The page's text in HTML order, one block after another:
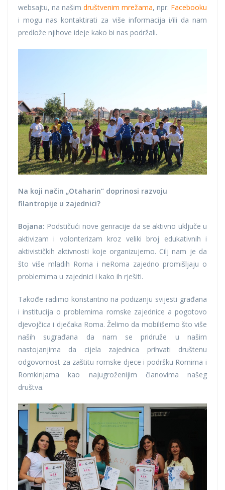
websajtu, na našim društvenim mrežama, npr. Facebooku
i mogu nas kontaktirati za više informacija i/ili da nam
predlože njihove ideje kako bi nas podržali.
Na koji način „Otaharin“ doprinosi razvoju
filantropije u zajednici?
Bojana: Podstičući nove genracije da se aktivno uključe u
aktivizam i volonterizam kroz veliki broj edukativnih i
aktivističkih aktivnosti koje organizujemo. Cilj nam je da
što više mladih Roma i neRoma zajedno promišljaju o
problemima u zajednici i kako ih rješiti.
Takođe radimo konstantno na podizanju svijesti građana
i institucija o problemima romske zajednice a pogotovo
djevojčica i dječaka Roma. Želimo da mobilišemo što više
naših sugrađana da nam se pridruže u našim
nastojanjima da cijela zajednica prihvati društenu
odgovornost za zaštitu romske djece i podršku Romima i
Romkinjama kao najugroženijim članovima našeg
društva.